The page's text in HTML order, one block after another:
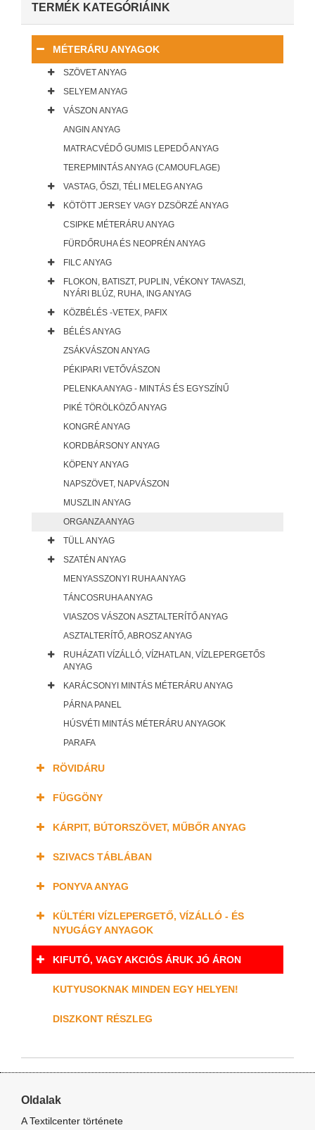
TERMÉK KATEGÓRIÁINK
MÉTERÁRU ANYAGOK
SZÖVET ANYAG
SELYEM ANYAG
VÁSZON ANYAG
ANGIN ANYAG
MATRACVÉDŐ GUMIS LEPEDŐ ANYAG
TEREPMINTÁS ANYAG (CAMOUFLAGE)
VASTAG, ŐSZI, TÉLI MELEG ANYAG
KÖTÖTT JERSEY VAGY DZSÖRZÉ ANYAG
CSIPKE MÉTERÁRU ANYAG
FÜRDŐRUHA ÉS NEOPRÉN ANYAG
FILC ANYAG
FLOKON, BATISZT, PUPLIN, VÉKONY TAVASZI,
NYÁRI BLÚZ, RUHA, ING ANYAG
KÖZBÉLÉS -VETEX, PAFIX
BÉLÉS ANYAG
ZSÁKVÁSZON ANYAG
PÉKIPARI VETŐVÁSZON
PELENKA ANYAG - MINTÁS ÉS EGYSZÍNŰ
PIKÉ TÖRÖLKÖZŐ ANYAG
KONGRÉ ANYAG
KORDBÁRSONY ANYAG
KÖPENY ANYAG
NAPSZÖVET, NAPVÁSZON
MUSZLIN ANYAG
ORGANZA ANYAG
TÜLL ANYAG
SZATÉN ANYAG
MENYASSZONYI RUHA ANYAG
TÁNCOSRUHA ANYAG
VIASZOS VÁSZON ASZTALTERÍTŐ ANYAG
ASZTALTERÍTŐ, ABROSZ ANYAG
RUHÁZATI VÍZÁLLÓ, VÍZHATLAN, VÍZLEPERGETŐS
ANYAG
KARÁCSONYI MINTÁS MÉTERÁRU ANYAG
PÁRNA PANEL
HÚSVÉTI MINTÁS MÉTERÁRU ANYAGOK
PARAFA
RÖVIDÁRU
FÜGGÖNY
KÁRPIT, BÚTORSZÖVET, MŰBŐR ANYAG
SZIVACS TÁBLÁBAN
PONYVA ANYAG
KÜLTÉRI VÍZLEPERGETŐ, VÍZÁLLÓ - ÉS
NYUGÁGY ANYAGOK
KIFUTÓ, VAGY AKCIÓS ÁRUK JÓ ÁRON
KUTYUSOKNAK MINDEN EGY HELYEN!
DISZKONT RÉSZLEG
Oldalak
A Textilcenter története